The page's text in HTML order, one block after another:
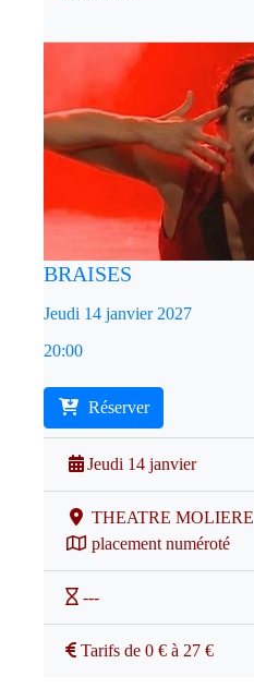
BRAISES
Jeudi 14 janvier 2027
20:00
Réserver
Jeudi 14 janvier
THEATRE MOLIERE
placement numéroté
---
Tarifs de 0 € à 27 €